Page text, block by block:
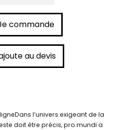
commande
au devis
l’univers exigeant de la
doit être précis, pro.mundi a